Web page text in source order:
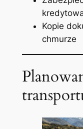
Kopie
chmurze